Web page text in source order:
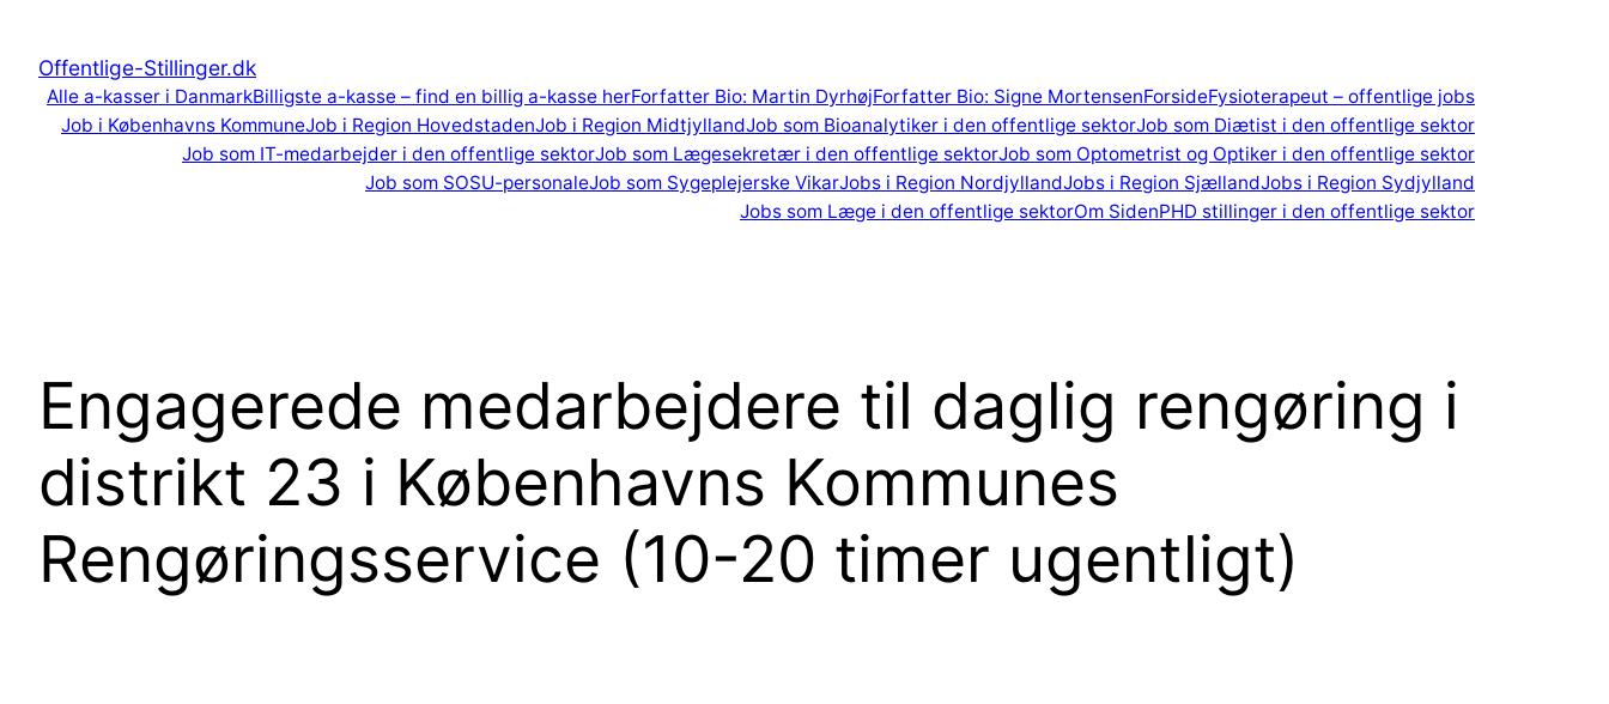
indholdOffentlige-Stillinger.dk
Alle a-kasser i DanmarkBilligste a-kasse – find en billig a-kasse herForfatter Bio: Martin DyrhøjForfatter Bio: Signe MortensenForsideFysioterapeut – offentlige jobs
Job i Københavns KommuneJob i Region HovedstadenJob i Region MidtjyllandJob som Bioanalytiker i den offentlige sektorJob som Diætist i den offentlige sektor
Job som IT-medarbejder i den offentlige sektorJob som Lægesekretær i den offentlige sektorJob som Optometrist og Optiker i den offentlige sektor
Job som SOSU-personaleJob som Sygeplejerske VikarJobs i Region NordjyllandJobs i Region SjællandJobs i Region Sydjylland
Jobs som Læge i den offentlige sektorOm SidenPHD stillinger i den offentlige sektor
Engagerede medarbejdere til daglig rengøring i
distrikt 23 i Københavns Kommunes
Rengøringsservice (10-20 timer ugentligt)